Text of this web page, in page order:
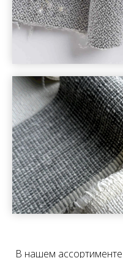
В нашем